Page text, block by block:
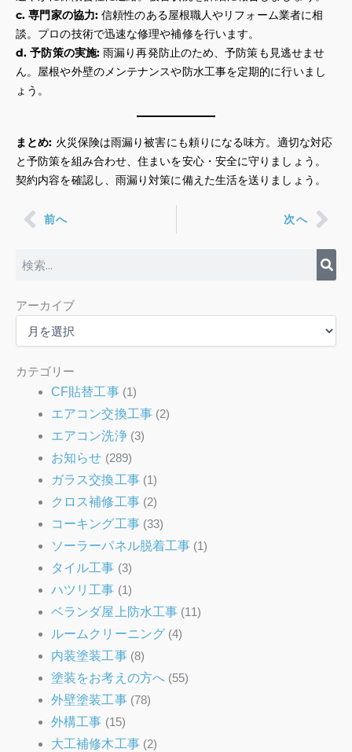
c. 専門家の協力: 信頼性のある屋根職人やリフォーム業者に相
談。プロの技術で迅速な修理や補修を行います。
d. 予防策の実施: 雨漏り再発防止のため、予防策も見逃せませ
ん。屋根や外壁のメンテナンスや防水工事を定期的に行いまし
ょう。
まとめ: 火災保険は雨漏り被害にも頼りになる味方。適切な対応
と予防策を組み合わせ、住まいを安心・安全に守りましょう。
契約内容を確認し、雨漏り対策に備えた生活を送りましょう。
Prev
前へ 次へ
索
アーカイブ
ア
ー
イ
ブ
カテゴリー
CF貼替工事(1)
エアコン交換工事(2)
エアコン洗浄(3)
お知らせ (289)
ガラス交換工事(1)
クロス補修工事(2)
コーキング工事(33)
ソーラーパネル脱着工事 (1)
タイル工事 (3)
ハツリ工事 (1)
ベランダ屋上防水工事 (11)
ルームクリーニング(4)
内装塗装工事(8)
塗装をお考えの方へ(55)
外壁塗装工事(78)
外構工事 (15)
大工補修木工事(2)